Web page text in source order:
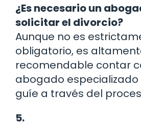
¿Es necesario un
solicitar el divorcio?
Aunque no es
obligatorio, es
recomendable contar
abogado
guíe a través del
5.